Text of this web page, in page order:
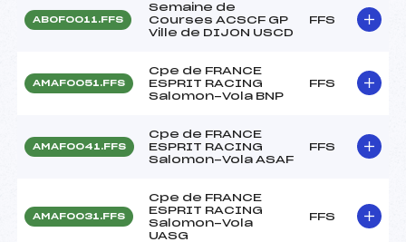
ABOF0011.FFS
Semaine de
Courses ACSCF GP
Ville de DIJON USCD
FFS
AMAF0051.FFS
Cpe de FRANCE
ESPRIT RACING
Salomon-Vola BNP
FFS
AMAF0041.FFS
Cpe de FRANCE
ESPRIT RACING
Salomon-Vola ASAF
FFS
AMAF0031.FFS
Cpe de FRANCE
ESPRIT RACING
Salomon-Vola
UASG
FFS